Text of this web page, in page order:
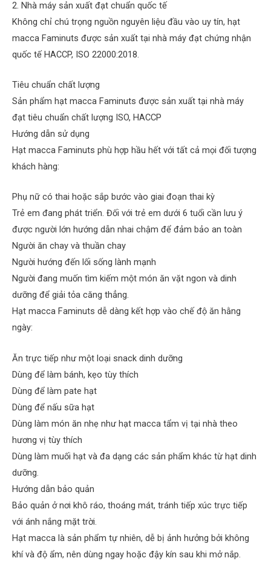
2. Nhà máy sản xuất đạt chuẩn quốc tế
Không chỉ chú trọng nguồn nguyên liệu đầu vào uy tín, hạt
macca Faminuts được sản xuất tại nhà máy đạt chứng nhận
quốc tế HACCP, ISO 22000:2018.
Tiêu chuẩn chất lượng
Sản phẩm hạt macca Faminuts được sản xuất tại nhà máy
đạt tiêu chuẩn chất lượng ISO, HACCP
Hướng dẫn sử dụng
Hạt macca Faminuts phù hợp hầu hết với tất cả mọi đối tượng
khách hàng:
Phụ nữ có thai hoặc sắp bước vào giai đoạn thai kỳ
Trẻ em đang phát triển. Đối với trẻ em dưới 6 tuổi cần lưu ý
được người lớn hướng dẫn nhai chậm để đảm bảo an toàn
Người ăn chay và thuần chay
Người hướng đến lối sống lành mạnh
Người đang muốn tìm kiếm một món ăn vặt ngon và dinh
dưỡng để giải tỏa căng thẳng.
Hạt macca Faminuts dễ dàng kết hợp vào chế độ ăn hằng
ngày:
Ăn trực tiếp như một loại snack dinh dưỡng
Dùng để làm bánh, kẹo tùy thích
Dùng để làm pate hạt
Dùng để nấu sữa hạt
Dùng làm món ăn nhẹ như hạt macca tẩm vị tại nhà theo
hương vị tùy thích
Dùng làm muối hạt và đa dạng các sản phẩm khác từ hạt dinh
dưỡng.
Hướng dẫn bảo quản
Bảo quản ở nơi khô ráo, thoáng mát, tránh tiếp xúc trực tiếp
với ánh nắng mặt trời.
Hạt macca là sản phẩm tự nhiên, dễ bị ảnh hưởng bởi không
khí và độ ẩm, nên dùng ngay hoặc đậy kín sau khi mở nắp.